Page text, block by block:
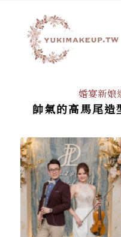
婚宴新娘
帥氣的高馬尾造